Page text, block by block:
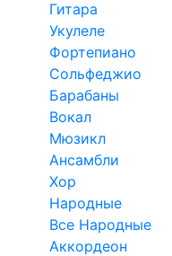
Гитара
Укулеле
Фортепиано
Сольфеджио
Барабаны
Вокал
Мюзикл
Ансамбли
Хор
Народные
Все Народные
Аккордеон